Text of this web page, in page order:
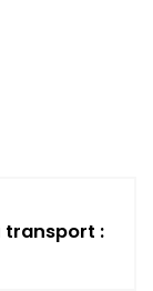
transport :